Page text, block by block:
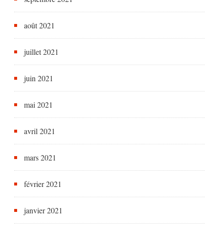
août 2021
juillet 2021
juin 2021
mai 2021
avril 2021
mars 2021
février 2021
janvier 2021